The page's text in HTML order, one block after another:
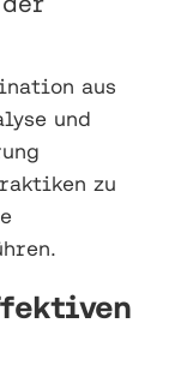
aus
und
zu